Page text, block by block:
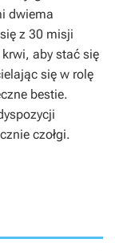
dwiema
z 30 misji
aby stać się
się w rolę
bestie.
czołgi.